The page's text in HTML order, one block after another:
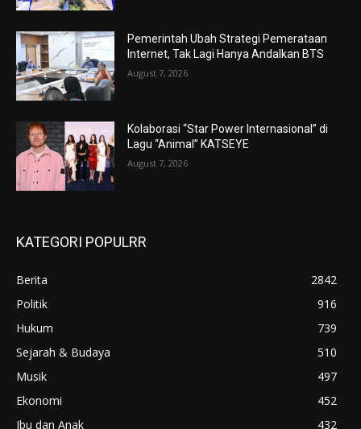
Pemerintah Ubah Strategi Pemerataan
Internet, Tak Lagi Hanya Andalkan BTS
August 7, 2026
Kolaborasi “Star Power Internasional” di
Lagu “Animal” KATSEYE
August 7, 2026
KATEGORI POPULRR
Berita
2842
Politik
916
Hukum
739
Sejarah & Budaya
510
Musik
497
Ekonomi
452
Ibu dan Anak
432